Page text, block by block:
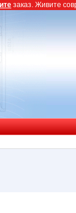
заказ. Живите